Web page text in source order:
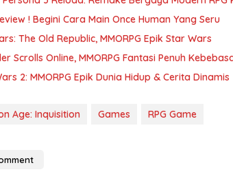
! Begini Cara Main Once Human Yang Seru
The Old Republic, MMORPG Epik Star Wars
Scrolls Online, MMORPG Fantasi Penuh
2: MMORPG Epik Dunia Hidup & Cerita Dinamis
Age: Inquisition Games RPG Game